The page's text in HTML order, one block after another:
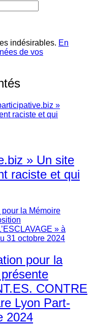
indésirables. En
de vos
» Un site
raciste et qui
pour la
CONTRE
Lyon Part-
2024